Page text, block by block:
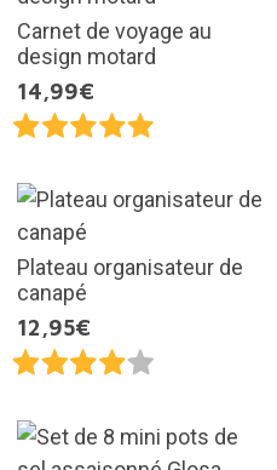
Carnet de voyage au
design motard
14,99€
Plateau organisateur de
canapé
12,95€